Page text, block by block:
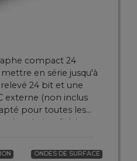
compact 24
en série jusqu'à
24 bit et une
externe (non inclus
pour toutes les
la solution fiable et
les utilisations
ONDES DE SURFACE